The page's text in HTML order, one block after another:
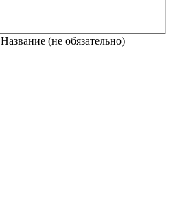
Название (не обязательно)